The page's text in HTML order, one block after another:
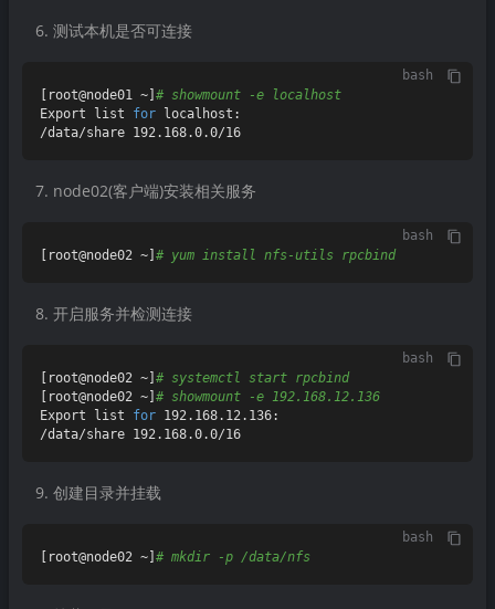
测试本机是否可连接
bash
[root@node01 ~] # showmount -e localhost
Export list for localhost:
node02(客户端)安装相关服务
bash
[root@node02 ~] # yum install nfs-utils rpcbind
开启服务并检测连接
bash
[root@node02 ~] # systemctl start rpcbind
[root@node02 ~] # showmount -e 192.168.12.136
Export list for 192.168.12.136:
创建目录并挂载
bash
[root@node02 ~] # mkdir -p /data/nfs